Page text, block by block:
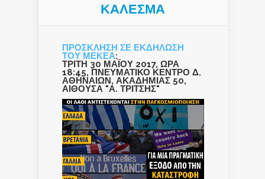
ΚΑΛΕΣΜΑ
ΠΡΟΣΚΛΗΣΗ ΣΕ ΕΚΔΗΛΩΣΗ
ΤΟΥ ΜΕΚΕΑ:
ΤΡΙΤΗ 30 ΜΑΪΟΥ 2017, ΩΡΑ
18:45, ΠΝΕΥΜΑΤΙΚΟ ΚΕΝΤΡΟ Δ.
ΑΘΗΝΑΙΩΝ, ΑΚΑΔΗΜΙΑΣ 50,
ΑΙΘΟΥΣΑ "Α. ΤΡΙΤΣΗΣ"